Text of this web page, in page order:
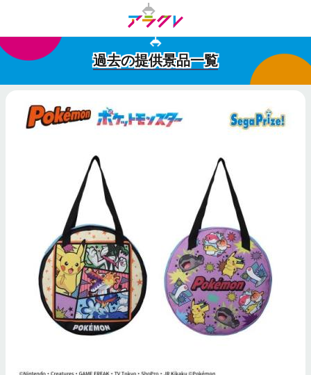
過去の提供景品一覧